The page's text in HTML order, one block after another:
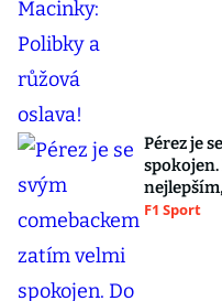
Pérez je
spokojen.
F1 Sport